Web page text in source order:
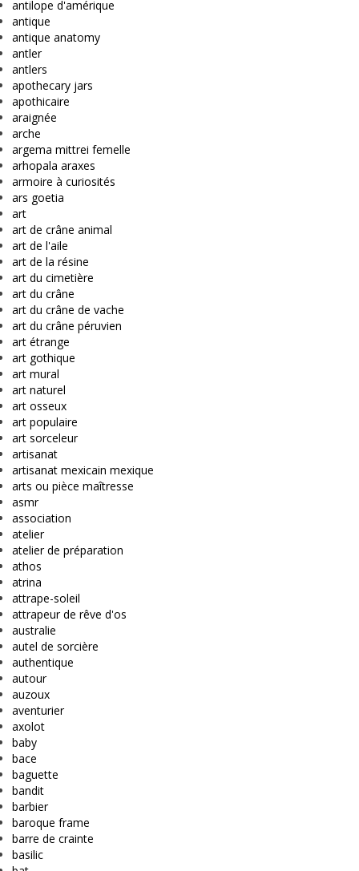
antilope d'amérique
antique
antique anatomy
antler
antlers
apothecary jars
apothicaire
araignée
arche
argema mittrei femelle
arhopala araxes
armoire à curiosités
ars goetia
art
art de crâne animal
art de l'aile
art de la résine
art du cimetière
art du crâne
art du crâne de vache
art du crâne péruvien
art étrange
art gothique
art mural
art naturel
art osseux
art populaire
art sorceleur
artisanat
artisanat mexicain mexique
arts ou pièce maîtresse
asmr
association
atelier
atelier de préparation
athos
atrina
attrape-soleil
attrapeur de rêve d'os
australie
autel de sorcière
authentique
autour
auzoux
aventurier
axolot
baby
bace
baguette
bandit
barbier
baroque frame
barre de crainte
basilic